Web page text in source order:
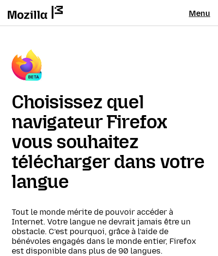
Menu
Choisissez quel
navigateur Firefox
vous souhaitez
télécharger dans votre
langue
Tout le monde mérite de pouvoir accéder à
Internet. Votre langue ne devrait jamais être un
obstacle. C’est pourquoi, grâce à l’aide de
bénévoles engagés dans le monde entier, Firefox
est disponible dans plus de 90 langues.